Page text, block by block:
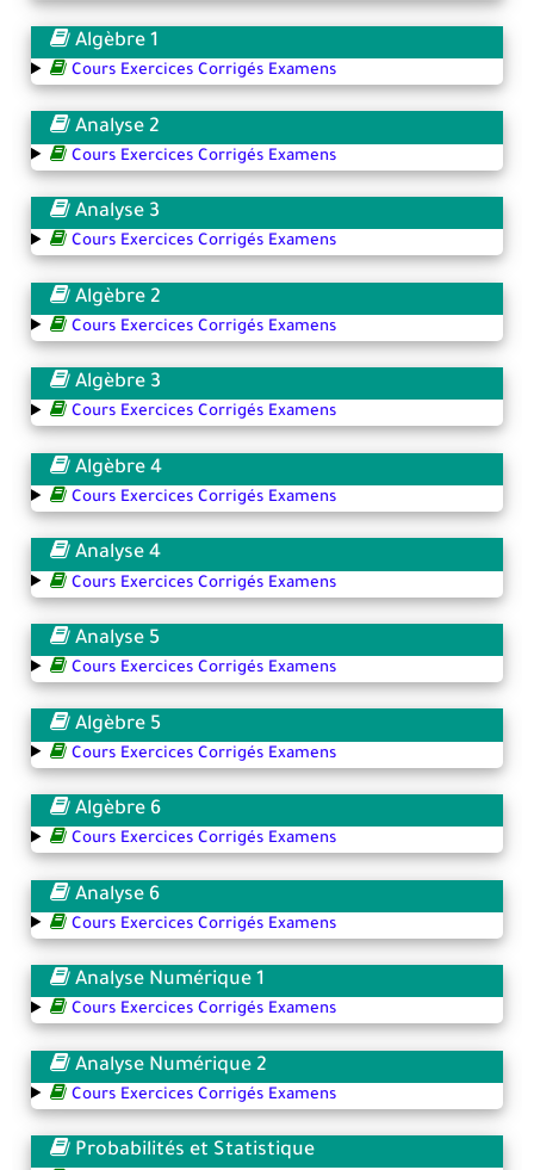
Algèbre 1
Cours Exercices Corrigés Examens
Analyse 2
Cours Exercices Corrigés Examens
Analyse 3
Cours Exercices Corrigés Examens
Algèbre 2
Cours Exercices Corrigés Examens
Algèbre 3
Cours Exercices Corrigés Examens
Algèbre 4
Cours Exercices Corrigés Examens
Analyse 4
Cours Exercices Corrigés Examens
Analyse 5
Cours Exercices Corrigés Examens
Algèbre 5
Cours Exercices Corrigés Examens
Algèbre 6
Cours Exercices Corrigés Examens
Analyse 6
Cours Exercices Corrigés Examens
Analyse Numérique 1
Cours Exercices Corrigés Examens
Analyse Numérique 2
Cours Exercices Corrigés Examens
Probabilités et Statistique